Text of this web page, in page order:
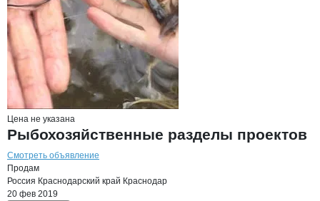
Цена не указана
Рыбохозяйственные разделы проектов
Смотреть объявление
Продам
Россия Краснодарский край Краснодар
20 фев 2019